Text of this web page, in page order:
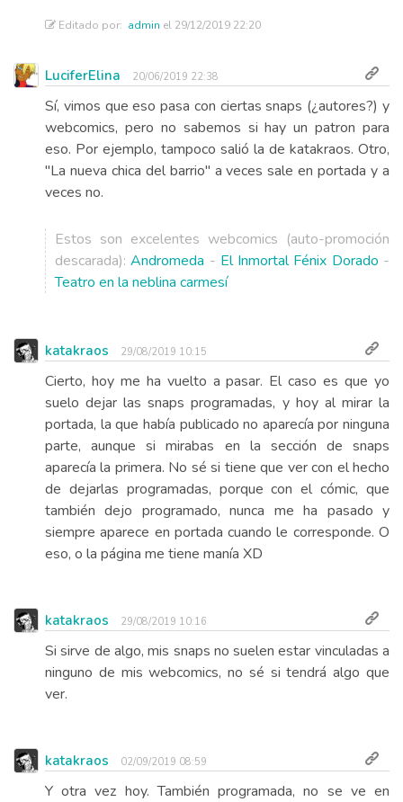
Editado por: admin el 29/12/2019 22:20
LuciferElina 20/06/2019 22:38
Sí, vimos que eso pasa con ciertas snaps (¿autores?) y
webcomics, pero no sabemos si hay un patron para
eso. Por ejemplo, tampoco salió la de katakraos. Otro,
"La nueva chica del barrio" a veces sale en portada y a
veces no.
Estos son excelentes webcomics (auto-promoción
descarada):Andromeda - El Inmortal Fénix Dorado -
Teatro en la neblina carmesí
katakraos 29/08/2019 10:15
Cierto, hoy me ha vuelto a pasar. El caso es que yo
suelo dejar las snaps programadas, y hoy al mirar la
portada, la que había publicado no aparecía por ninguna
parte, aunque si mirabas en la sección de snaps
aparecía la primera. No sé si tiene que ver con el hecho
de dejarlas programadas, porque con el cómic, que
también dejo programado, nunca me ha pasado y
siempre aparece en portada cuando le corresponde. O
eso, o la página me tiene manía XD
katakraos 29/08/2019 10:16
Si sirve de algo, mis snaps no suelen estar vinculadas a
ninguno de mis webcomics, no sé si tendrá algo que
ver.
katakraos 02/09/2019 08:59
Y otra vez hoy. También programada, no se ve en